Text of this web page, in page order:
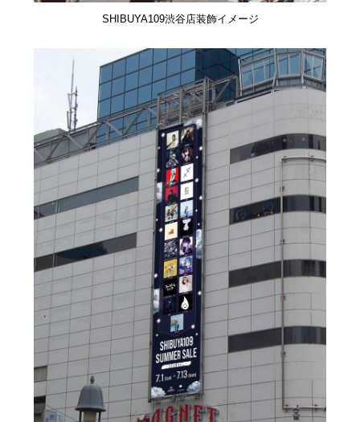
SHIBUYA109渋谷店装飾イメージ